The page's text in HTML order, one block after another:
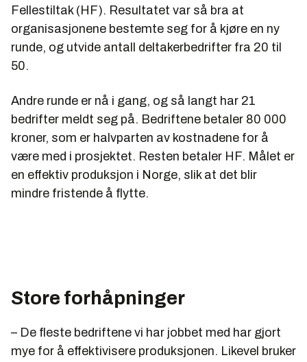
Fellestiltak (HF). Resultatet var så bra at
organisasjonene bestemte seg for å kjøre en ny
runde, og utvide antall deltakerbedrifter fra 20 til
50.
Andre runde er nå i gang, og så langt har 21
bedrifter meldt seg på. Bedriftene betaler 80 000
kroner, som er halvparten av kostnadene for å
være med i prosjektet. Resten betaler HF. Målet er
en effektiv produksjon i Norge, slik at det blir
mindre fristende å flytte.
Store forhåpninger
– De fleste bedriftene vi har jobbet med har gjort
mye for å effektivisere produksjonen. Likevel bruker